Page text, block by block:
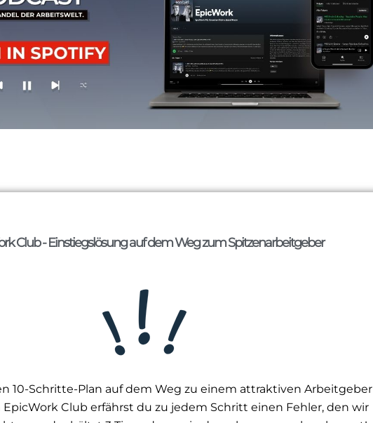
Club - Einstiegslösung auf dem Weg zum Spitzenarbeitgeber
10-Schritte-Plan auf dem Weg zu einem attraktiven Arbeitgeber
Club erfährst du zu jedem Schritt einen Fehler, den wir